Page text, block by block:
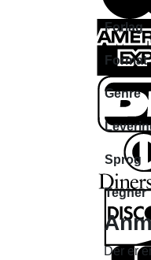
Forlag
Format
Genre
Sprog
Tegner
Der er